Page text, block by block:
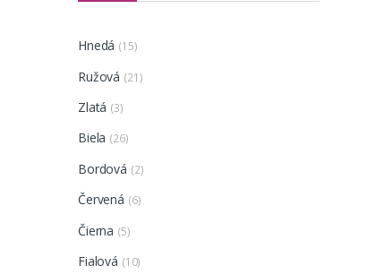
Hnedá (15)
Ružová (21)
Zlatá (3)
Biela (26)
Bordová (2)
Červená (6)
Čierna (5)
Fialová (10)